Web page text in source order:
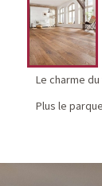
Le charme
Plus le